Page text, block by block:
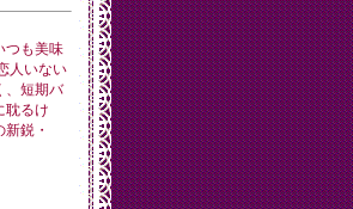
つも美味
人いない
、短期バ
耽るけ
鋭・